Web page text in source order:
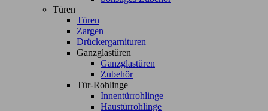
Türen
Türen
Zargen
Drückergarnituren
Ganzglastüren
Ganzglastüren
Zubehör
Tür-Rohlinge
Innentürrohlinge
Haustürrohlinge